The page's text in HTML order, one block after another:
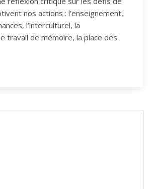
nos actions : l’enseignement,
l’interculturel, la
travail de mémoire, la place des